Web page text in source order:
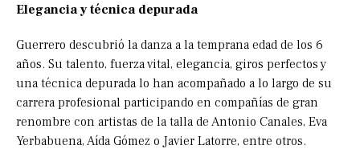
Elegancia y técnica depurada
Guerrero descubrió la danza a la temprana edad de los 6
años. Su talento, fuerza vital, elegancia, giros perfectos y
una técnica depurada lo han acompañado a lo largo de su
carrera profesional participando en compañías de gran
renombre con artistas de la talla de Antonio Canales, Eva
Yerbabuena, Aída Gómez o Javier Latorre, entre otros.